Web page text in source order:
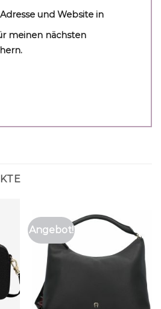
und Website in
meinen nächsten
Angebot!